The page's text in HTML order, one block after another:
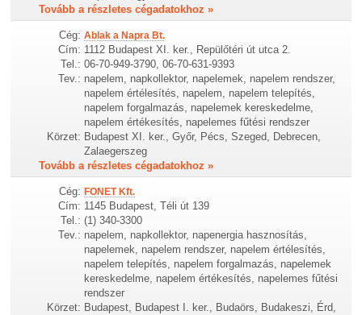
Tovább a részletes cégadatokhoz »
Cég: Ablak a Napra Bt.
Cím: 1112 Budapest XI. ker., Repülőtéri út utca 2.
Tel.: 06-70-949-3790, 06-70-631-9393
Tev.: napelem, napkollektor, napelemek, napelem rendszer,
napelem értélesítés, napelem, napelem telepítés,
napelem forgalmazás, napelemek kereskedelme,
napelem értékesítés, napelemes fűtési rendszer
Körzet: Budapest XI. ker., Győr, Pécs, Szeged, Debrecen,
Zalaegerszeg
Tovább a részletes cégadatokhoz »
Cég: FONET Kft.
Cím: 1145 Budapest, Téli út 139
Tel.: (1) 340-3300
Tev.: napelem, napkollektor, napenergia hasznosítás,
napelemek, napelem rendszer, napelem értélesítés,
napelem telepítés, napelem forgalmazás, napelemek
kereskedelme, napelem értékesítés, napelemes fűtési
rendszer
Körzet: Budapest, Budapest I. ker., Budaörs, Budakeszi, Érd,